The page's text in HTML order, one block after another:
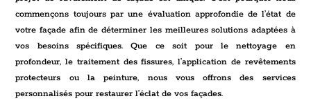
commençons toujours par une évaluation approfondie de l’état de
votre façade afin de déterminer les meilleures solutions adaptées à
vos besoins spécifiques. Que ce soit pour le nettoyage en
profondeur, le traitement des fissures, l’application de revêtements
protecteurs ou la peinture, nous vous offrons des services
personnalisés pour restaurer l’éclat de vos façades.